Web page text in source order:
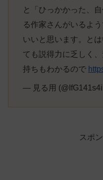
と「ひっかかった、
る作家さんがいるよ
いいと思います。と
ても説得力に乏しく
持ちもわかるので
— 見る用
スポ